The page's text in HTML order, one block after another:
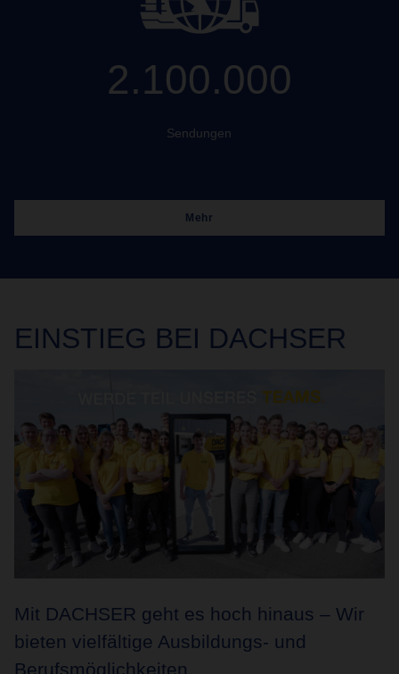
2.100.000
Sendungen
Mehr
EINSTIEG BEI DACHSER
Mit DACHSER geht es hoch hinaus – Wir
bieten vielfältige Ausbildungs- und
Berufsmöglichkeiten.